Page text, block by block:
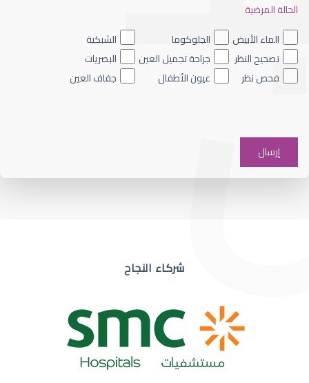
ضعف نظر العين اليسرى
ضعف نظر مفاجئ
الحالة المرضية
الماء الأبيض
الجلوكوما
الشبكية
تصحيح النظر
جراحة تجميل العين
البصريات
فحص نظر
عيون الأطفال جفاف العين
شركاء النجاح